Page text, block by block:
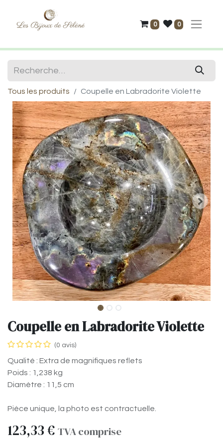
0 0
Tous les produits Coupelle en Labradorite Violette
Coupelle en Labradorite Violette
(0 avis)
Qualité : Extra de magnifiques reflets
Poids : 1,238 kg
Diamètre : 11,5 cm
Pièce unique, la photo est contractuelle.
123,33€ TVA comprise